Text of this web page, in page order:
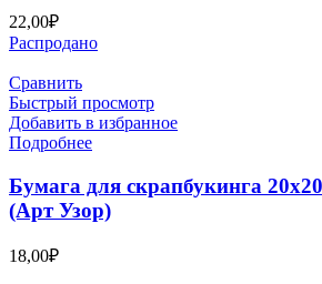
22,00₽
Распродано
Сравнить
Быстрый просмотр
Добавить в избранное
Подробнее
Бумага для скрапбукинга
(Арт Узор)
18,00₽